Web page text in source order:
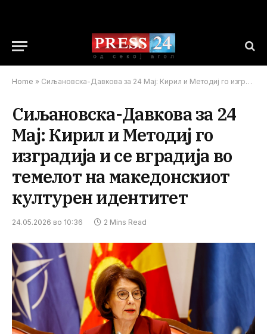
Home » Сиљановска-Давкова за 24 Мај: Кирил и Методиј го изградија и се вградија во темелот на македонскиот културен идентитет
Сиљановска-Давкова за 24
Мај: Кирил и Методиј го
изградија и се вградија во
темелот на македонскиот
културен идентитет
24.05.2026 во 10:36 2 Mins Read